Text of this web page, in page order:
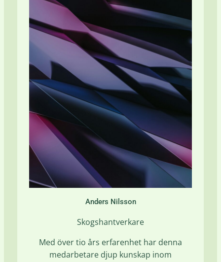
Anders Nilsson
Skogshantverkare
Med över tio års erfarenhet har denna
medarbetare djup kunskap inom